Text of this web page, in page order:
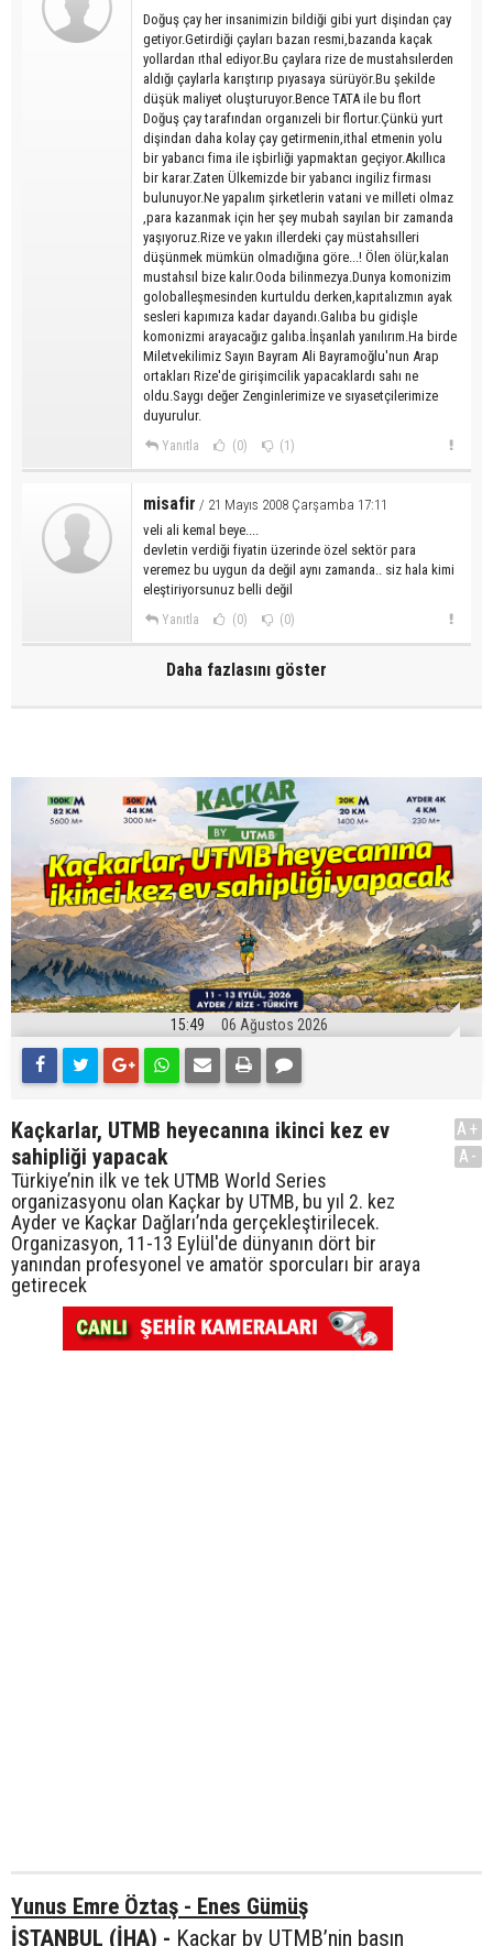
Doğuş çay her insanimizin bildiği gibi yurt dişindan çay
getiyor.Getirdiği çayları bazan resmi,bazanda kaçak
yollardan ıthal ediyor.Bu çaylara rize de mustahsılerden
aldığı çaylarla karıştırıp pıyasaya sürüyör.Bu şekilde
düşük maliyet oluşturuyor.Bence TATA ile bu flort
Doğuş çay tarafından organızeli bir flortur.Çünkü yurt
dişindan daha kolay çay getirmenin,ithal etmenin yolu
bir yabancı fima ile işbirliği yapmaktan geçiyor.Akıllıca
bir karar.Zaten Ülkemizde bir yabancı ingiliz firması
bulunuyor.Ne yapalım şirketlerin vatani ve milleti olmaz
,para kazanmak için her şey mubah sayılan bir zamanda
yaşıyoruz.Rize ve yakın illerdeki çay müstahsılleri
düşünmek mümkün olmadığına göre...! Ölen ölür,kalan
mustahsıl bize kalır.Ooda bilinmezya.Dunya komonizim
goloballeşmesinden kurtuldu derken,kapıtalızmın ayak
sesleri kapımıza kadar dayandı.Galıba bu gidişle
komonizmi arayacağız galıba.İnşanlah yanılırım.Ha birde
Miletvekilimiz Sayın Bayram Ali Bayramoğlu'nun Arap
ortakları Rize'de girişimcilik yapacaklardı sahı ne
oldu.Saygı değer Zenginlerimize ve sıyasetçilerimize
duyurulur.
Yanıtla (0) (1)
misafir / 21 Mayıs 2008 Çarşamba 17:11
veli ali kemal beye....
devletin verdiği fiyatin üzerinde özel sektör para
veremez bu uygun da değil aynı zamanda.. siz hala kimi
eleştiriyorsunuz belli değil
Yanıtla (0) (0)
Daha fazlasını göster
15:49 06 Ağustos 2026
Kaçkarlar, UTMB heyecanına ikinci kez ev
sahipliği yapacak
Türkiye’nin ilk ve tek UTMB World Series
organizasyonu olan Kaçkar by UTMB, bu yıl 2. kez
Ayder ve Kaçkar Dağları’nda gerçekleştirilecek.
Organizasyon, 11-13 Eylül'de dünyanın dört bir
yanından profesyonel ve amatör sporcuları bir araya
getirecek
A+
A-
Yunus Emre Öztaş - Enes Gümüş
İSTANBUL (İHA) - Kaçkar by UTMB’nin basın